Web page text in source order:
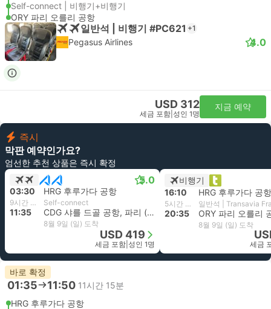
Self-connect | 비행기+비행기
ORY 파리 오를리 공항
일반석 | 비행기 #PC621 +1
Pegasus Airlines 4.0
USD 312
세금 포함 성인 1명
지금 예약
즉시
막판 예약인가요?
엄선한 추천 상품은 즉시 확정
5.0
03:30 HRG 후루가다 공항
9시간 5분 Self-connect
11:35 CDG 샤를 드골 공항, 파리 (프랑스)
8월 9일 (일) 도착
USD 419
세금 포함 성인 1명
비행기
16:10
HRG 후루가다 공항
5시간 25분 일반석 | Transavia
20:35 ORY 파리 오를리
8월 9일 (일) 도착
세금
바로 확정
01:35 11:50 11시간 15분
HRG 후루가다 공항